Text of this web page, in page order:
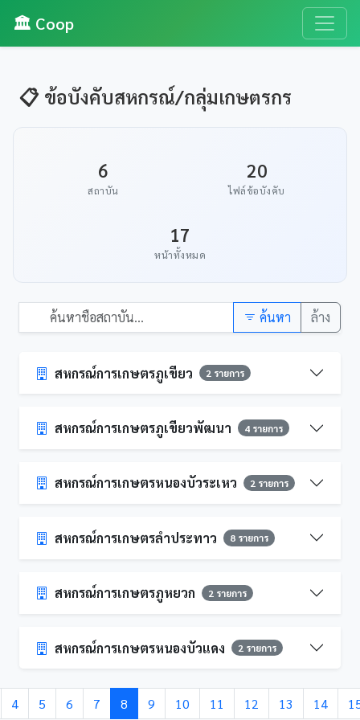
🏛️ Coop
📋 ข้อบังคับสหกรณ์/กลุ่มเกษตรกร
6
สถาบัน
20
ไฟล์ข้อบังคับ
17
หน้าทั้งหมด
ค้นหา ล้าง
สหกรณ์การเกษตรภูเขียว 2 รายการ
สหกรณ์การเกษตรภูเขียวพัฒนา 4 รายการ
สหกรณ์การเกษตรหนองบัวระเหว 2 รายการ
สหกรณ์การเกษตรลำประทาว 8 รายการ
สหกรณ์การเกษตรภูหยวก 2 รายการ
สหกรณ์การเกษตรหนองบัวแดง 2 รายการ
4 5 6 7 8 9 10 11 12 13 14